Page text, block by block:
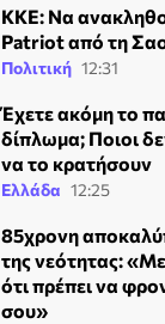
ΚΚΕ: Να
Patriot από τη
Πολιτική 12:31
Έχετε ακόμη το
δίπλωμα; Ποιοι
να το κρατήσουν
Ελλάδα 12:25
85χρονη
της νεότητας:
ότι πρέπει να
σου»